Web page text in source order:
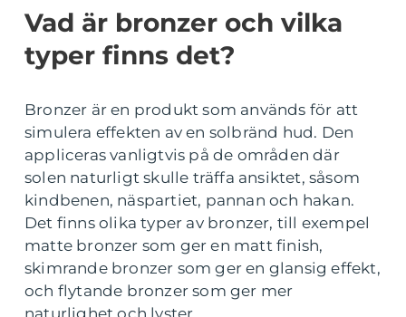
Vad är bronzer och vilka
typer finns det?
Bronzer är en produkt som används för att
simulera effekten av en solbränd hud. Den
appliceras vanligtvis på de områden där
solen naturligt skulle träffa ansiktet, såsom
kindbenen, näspartiet, pannan och hakan.
Det finns olika typer av bronzer, till exempel
matte bronzer som ger en matt finish,
skimrande bronzer som ger en glansig effekt,
och flytande bronzer som ger mer